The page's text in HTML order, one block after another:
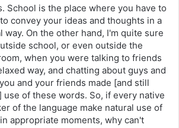
School is the place where you have to
convey your ideas and thoughts in a
way. On the other hand, I'm quite sure
school, or even outside the
when you were talking to friends
way, and chatting about guys and
and your friends made [and still
use of these words. So, if every native
of the language make natural use of
appropriate moments, why can't